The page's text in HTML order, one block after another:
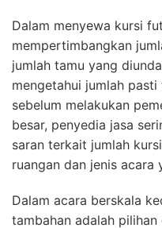
Dalam menyewa kursi
mempertimbangkan
jumlah tamu yang
mengetahui jumlah
sebelum melakukan
besar, penyedia jasa
saran terkait jumlah
ruangan dan jenis acara
Dalam acara berskala
tambahan adalah